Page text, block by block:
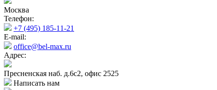
Москва
Телефон:
+7 (495) 185-11-21
E-mail:
office@bel-max.ru
Адрес:
Пресненская наб. д.6с2, офис 2525
Написать нам